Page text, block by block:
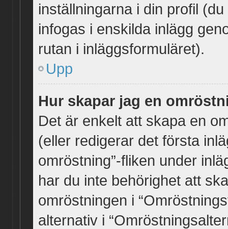
inställningarna i din profil
infogas i enskilda inlägg
rutan i inläggsformuläret).
Upp
Hur skapar jag en
Det är enkelt att skapa en
(eller redigerar det första
omröstning”-fliken under
har du inte behörighet att
omröstningen i
alternativ i